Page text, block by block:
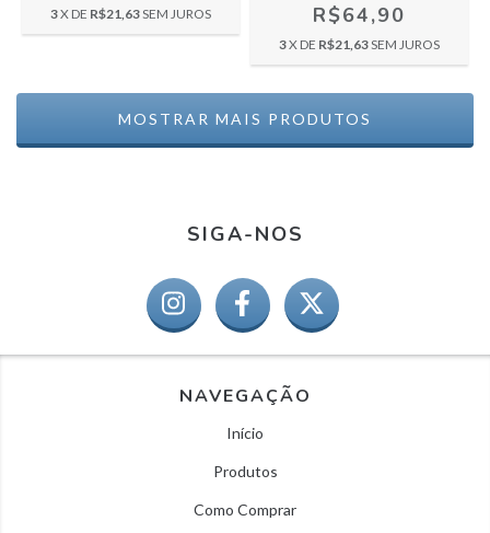
3X DE R$21,63SEM JUROS R$64,90
3X DE R$21,63SEM JUROS
MOSTRAR MAIS PRODUTOS
SIGA-NOS
NAVEGAÇÃO
Início
Produtos
Como Comprar